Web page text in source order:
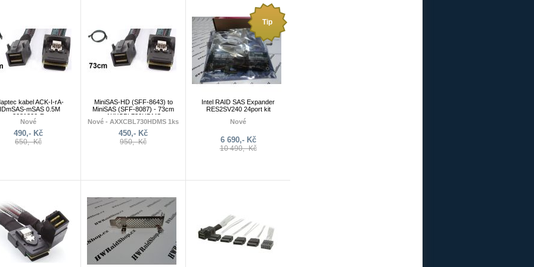
kabel ACK-I-rA-
mSAS 0.5M
2281300-R
Nové
490,- Kč
650,- Kč
MiniSAS-HD (SFF-8643) to
MiniSAS (SFF-8087) - 73cm
AXXCBL730HDMS
Nové - AXXCBL730HDMS 1ks
450,- Kč
950,- Kč
Tip
Intel RAID SAS Expander
RES2SV240 24port kit
Nové
6 x SFF-8087 SAS 600
- Mini-SAS Internal
6 690,- Kč
10 490,- Kč